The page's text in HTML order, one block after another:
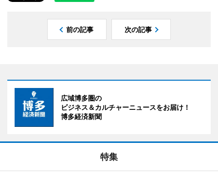
前の記事 次の記事
広域博多圏の
ビジネス＆カルチャーニュースをお届け！
博多経済新聞
特集